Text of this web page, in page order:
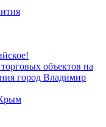
объектов на
город Владимир